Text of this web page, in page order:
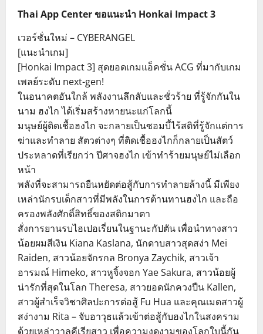
Thai App Center ขอแนะนำ Honkai Impact 3
เวอร์ชั่นใหม่ – CYBERANGEL
[แนะนำเกม]
[Honkai Impact 3] สุดยอดเกมแอ็คชั่น ACG ที่มากับเกม
เพลย์ระดับ next-gen!
ในอนาคตอันใกล้ พลังงานลึกลับและชั่วร้าย ที่รู้จักกันใน
นาม ฮงไก ได้เริ่มสร้างหายนะแก่โลกนี้
มนุษย์ผู้ติดเชื้อฮงไก จะกลายเป็นซอมบี้ไร้สติที่รู้จักแต่การ
ฆ่าและทำลาย สัตวต่างๆ ที่ติดเชื้อฮงไกก็กลายเป็นสัตว์
ประหลาดที่เรียกว่า ปีศาจฮงไก เข้าทำร้ายมนุษย์ไม่เลือก
หน้า
พลังที่จะสามารถยืนหยัดต่อสู้กับการทำลายล้างนี้ มีเพียง
เหล่านักรบเด็กสาวที่มีพลังในการต้านทานฮงไก และถือ
ครองพลังศักดิ์สิทธิ์ของสติกมาตา
สั่งการยานรบไฮเปอเรี่ยนในฐานะกัปตัน เพื่อนำทางสาว
น้อยผมสีเงิน Kiana Kaslana, นักดาบสาวสุดสง่า Mei
Raiden, สาวน้อยจักรกล Bronya Zaychik, สาวเจ้า
อารมณ์ Himeko, สาวหูจิ้งจอก Yae Sakura, สาวน้อยผู้
น่ารักที่สุดในโลก Theresa, สาวยอดนักควงปืน Kallen,
สาวผู้สำเร็จวิชาศิลปะการต่อสู้ Fu Hua และคุณเมดสาวผู้
สง่างาม Rita – จับอาวุธแล้วเข้าต่อสู้กับฮงไกในสงคราม
ด้วยเหล่าวาลคีเรียสาว เพื่อความงดงามของโลกใบนี้กัน